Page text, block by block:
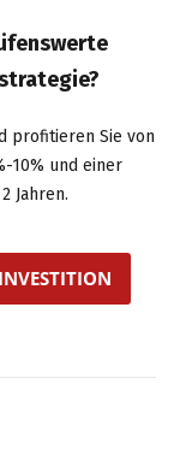
profitieren Sie von
10% und einer
Jahren.